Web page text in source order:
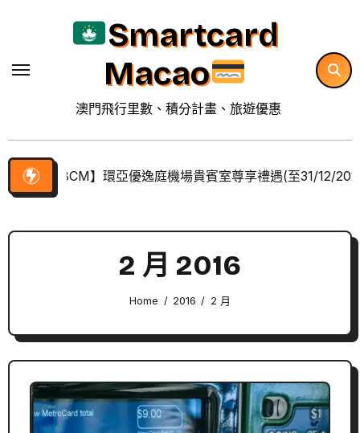
Smartcard
Macao
澳門飛行里數、積分計畫、旅遊優惠
【BCM】環亞優逸庭機場貴賓室尊享禮遇(至31/12/
2 月 2016
Home 2016 2 月